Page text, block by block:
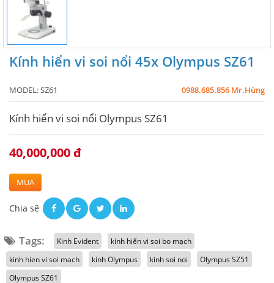
Kính hiển vi soi nổi 45x Olympus SZ61
MODEL:SZ61 0988.685.856 Mr.Hùng
Kính hiển vi soi nổi Olympus SZ61
40,000,000 đ
MUA
Chia sẽ
Tags: Kinh Evident
kính hiển vi soi bo mạch
kinh hien vi soi mach
kinh Olympus kinh soi noi
Olympus SZ51
Olympus SZ61